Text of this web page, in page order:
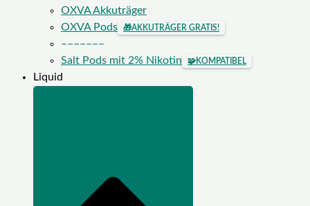
OXVA Akkuträger
OXVA Pods
🎁AKKUTRÄGER GRATIS!
–––––––
Salt Pods mit 2% Nikotin
🧩KOMPATIBEL
Liquid